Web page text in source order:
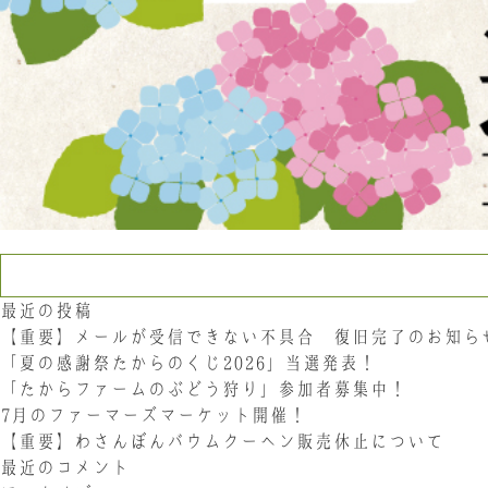
最近の投稿
【重要】メールが受信できない不具合 復旧完了のお知ら
「夏の感謝祭たからのくじ2026」当選発表！
「たからファームのぶどう狩り」参加者募集中！
7月のファーマーズマーケット開催！
【重要】わさんぼんバウムクーヘン販売休止について
最近のコメント